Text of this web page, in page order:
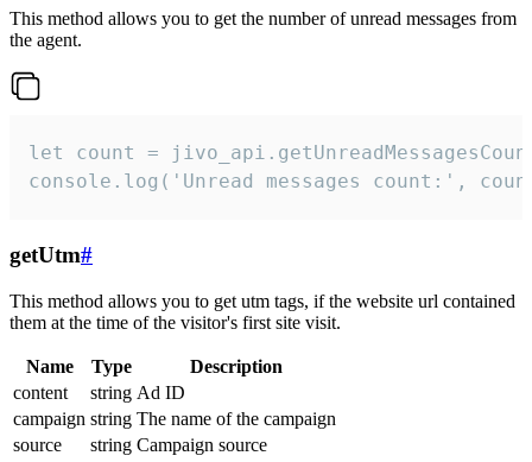
This method allows you to get the number of unread messages from
the agent.
let count =
console.log('Unread messages count:',
getUtm#
This method allows you to get utm tags, if the website url contained
them at the time of the visitor's first site visit.
Name Type
Description
content
string Ad ID
campaign string The name of the campaign
source
string Campaign source